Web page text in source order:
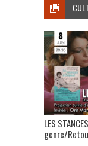
LES
genre/